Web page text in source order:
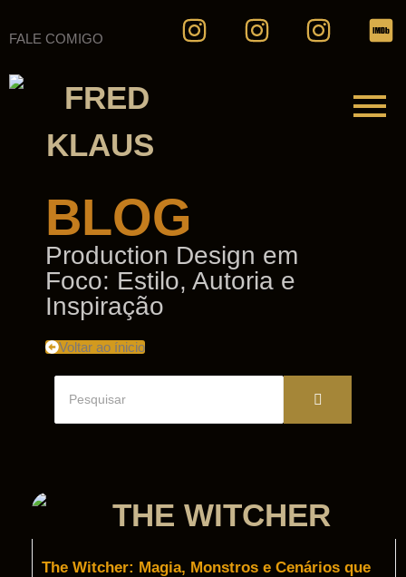
FALE COMIGO
BLOG
Production Design em
Foco: Estilo, Autoria e
Inspiração
Voltar ao ínicio
The Witcher: Magia, Monstros e Cenários que